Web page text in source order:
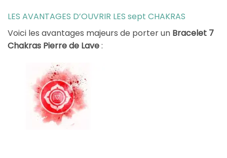
LES AVANTAGES D’OUVRIR LES sept CHAKRAS
Voici les avantages majeurs de porter un Bracelet 7
Chakras Pierre de Lave: